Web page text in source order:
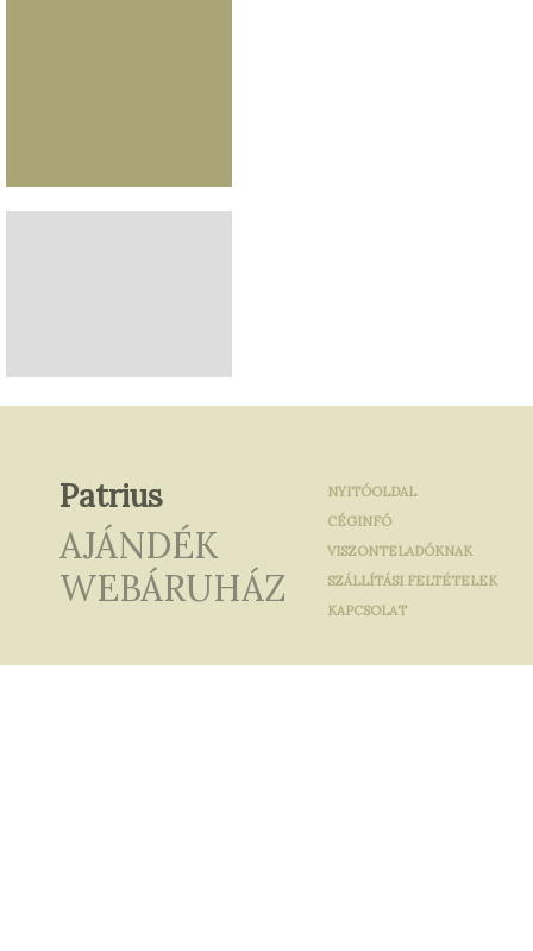
Patrius
AJÁNDÉK
WEBÁRUHÁZ
NYITÓOLDAL
CÉGINFÓ
VISZONTELADÓKNAK
SZÁLLÍTÁSI FELTÉTELEK
KAPCSOLAT